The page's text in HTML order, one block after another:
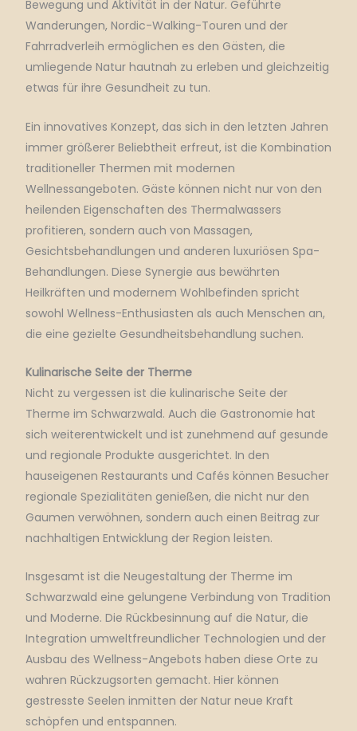
Bewegung und Aktivität in der Natur. Geführte
Wanderungen, Nordic-Walking-Touren und der
Fahrradverleih ermöglichen es den Gästen, die
umliegende Natur hautnah zu erleben und gleichzeitig
etwas für ihre Gesundheit zu tun.
Ein innovatives Konzept, das sich in den letzten Jahren
immer größerer Beliebtheit erfreut, ist die Kombination
traditioneller Thermen mit modernen
Wellnessangeboten. Gäste können nicht nur von den
heilenden Eigenschaften des Thermalwassers
profitieren, sondern auch von Massagen,
Gesichtsbehandlungen und anderen luxuriösen Spa-
Behandlungen. Diese Synergie aus bewährten
Heilkräften und modernem Wohlbefinden spricht
sowohl Wellness-Enthusiasten als auch Menschen an,
die eine gezielte Gesundheitsbehandlung suchen.
Kulinarische Seite der Therme
Nicht zu vergessen ist die kulinarische Seite der
Therme im Schwarzwald. Auch die Gastronomie hat
sich weiterentwickelt und ist zunehmend auf gesunde
und regionale Produkte ausgerichtet. In den
hauseigenen Restaurants und Cafés können Besucher
regionale Spezialitäten genießen, die nicht nur den
Gaumen verwöhnen, sondern auch einen Beitrag zur
nachhaltigen Entwicklung der Region leisten.
Insgesamt ist die Neugestaltung der Therme im
Schwarzwald eine gelungene Verbindung von Tradition
und Moderne. Die Rückbesinnung auf die Natur, die
Integration umweltfreundlicher Technologien und der
Ausbau des Wellness-Angebots haben diese Orte zu
wahren Rückzugsorten gemacht. Hier können
gestresste Seelen inmitten der Natur neue Kraft
schöpfen und entspannen.